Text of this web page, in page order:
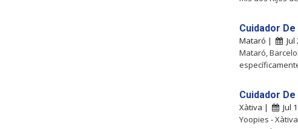
Cuidador
Mataró |
Jul
Mataró,
Cuidador
Xàtiva | Jul
Yoopies -